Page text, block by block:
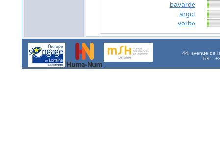
bavarde
argot
verbe
44, avenue de
Tél. :